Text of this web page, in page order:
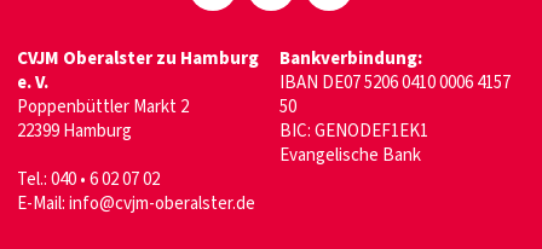
CVJM Oberalster zu Hamburg
e. V.
Poppenbüttler Markt 2
22399 Hamburg
Tel.: 040 • 6 02 07 02
E-Mail:info@cvjm-oberalster.de
Bankverbindung:
IBAN DE07 5206 0410 0006 4157
50
BIC: GENODEF1EK1
Evangelische Bank